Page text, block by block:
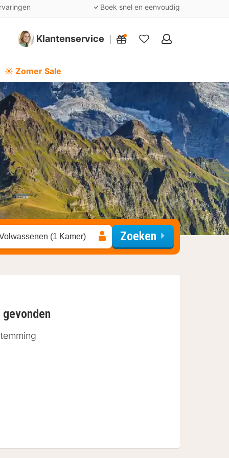
Boek snel en eenvoudig
Klantenservice
Mijn
☀️ Zomer Sale
(1 Kamer) Zoeken